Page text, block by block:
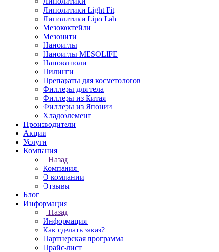
Липолитики Light Fit
Липолитики Lipo Lab
Мезококтейли
Мезонити
Наноиглы
Наноиглы MESOLIFE
Наноканюли
Пилинги
Препараты для косметологов
Филлеры для тела
Филлеры из Китая
Филлеры из Японии
Хладоэлемент
Производители
Акции
Услуги
Компания
Назад
Компания
О компании
Отзывы
Блог
Информация
Назад
Информация
Как сделать заказ?
Партнерская программа
Прайс-лист